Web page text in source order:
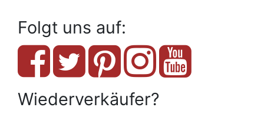
Folgt uns auf:
Wiederverkäufer?